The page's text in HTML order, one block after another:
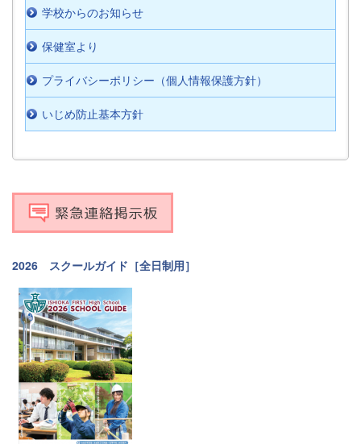
学校からのお知らせ
保健室より
プライバシーポリシー（個人情報保護方針）
いじめ防止基本方針
2026 スクールガイド［全日制用］